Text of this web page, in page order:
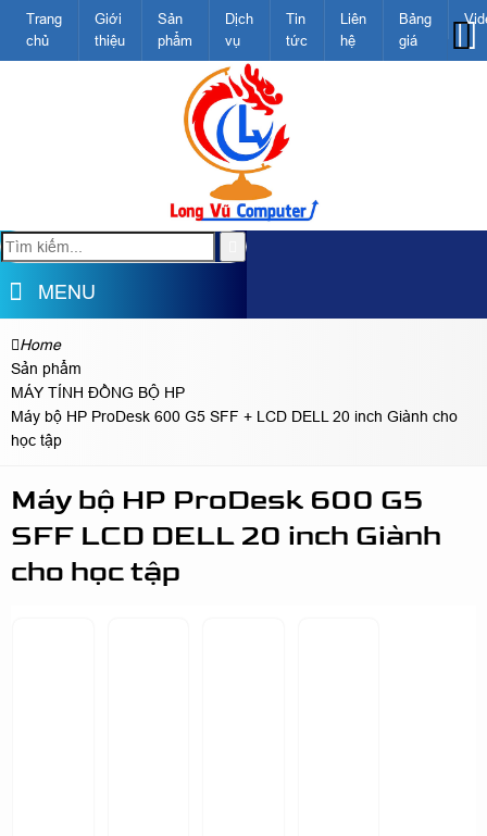
Trang
chủ
Giới
thiệu
Sản
phẩm
Dịch
vụ
Tin
tức
Liên
hệ
Bảng
giá
MENU
Home
Sản phẩm
MÁY TÍNH ĐỒNG BỘ HP
Máy bộ HP ProDesk 600 G5 SFF + LCD DELL 20 inch Giành cho
học tập
Máy bộ HP ProDesk 600 G5
SFF LCD DELL 20 inch Giành
cho học tập